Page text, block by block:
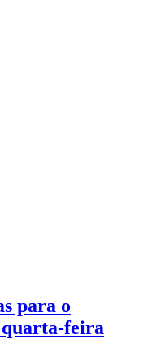
para o
quarta-feira